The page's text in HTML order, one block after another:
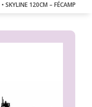
• SKYLINE 120CM – FÉCAMP